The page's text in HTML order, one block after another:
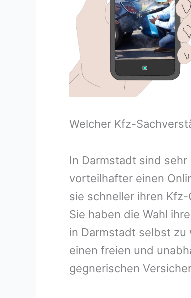
Welcher Kfz-
In Darmstadt sind
vorteilhafter einen
sie schneller ihren
Sie haben die Wahl
in Darmstadt selbst zu
einen freien und
gegnerischen